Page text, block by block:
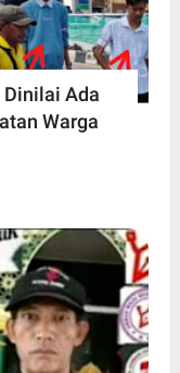
Dinilai Ada
Warga